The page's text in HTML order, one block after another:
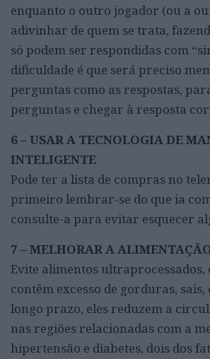
enquanto o outro jogador (ou a
adivinhar de quem se trata,
só podem ser respondidas com
dificuldade é que será preciso
perguntas como as respostas,
perguntas e chegar à resposta
6 – USAR A TECNOLOGIA DE
INTELIGENTE
Pode ter a lista de compras no
primeiro lembrar-se do que ia
consulte-a para evitar esquecer
7 – MELHORAR A
Evite alimentos ultraprocessados,
contêm excesso de gorduras,
longo prazo, eles reduzem a
nas regiões relacionadas com a
hipertensão e diabetes, dois dos